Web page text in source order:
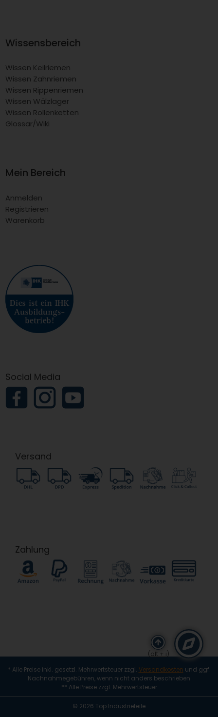
Wissensbereich
Wissen Keilriemen
Wissen Zahnriemen
Wissen Rippenriemen
Wissen Wälzlager
Wissen Rollenketten
Glossar/Wiki
Mein Bereich
Anmelden
Registrieren
Warenkorb
Social Media
Versand
Zahlung
* Alle Preise inkl. gesetzl. Mehrwertsteuer zzgl. Versandkosten und ggf.
Nachnahmegebühren, wenn nicht anders beschrieben
** Alle Preise zzgl. Mehrwertsteuer
© 2026 Top Industrieteile
(alt + i)